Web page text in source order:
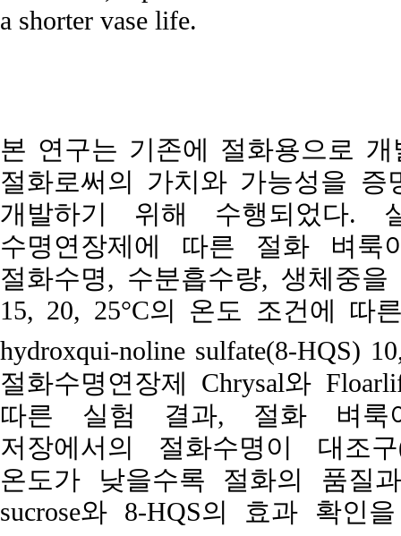
a shorter vase life.
본 연구는 기존에 절화용으로
절화로써의 가치와 가능성을
개발하기 위해 수행되었다.
수명연장제에 따른 절화 벼룩
절화수명, 수분흡수량, 생체중
15, 20, 25°C의 온도 조건에 따
hydroxqui-noline sulfate(8-HQS)
절화수명연장제 Chrysal와
따른 실험 결과, 절화 벼룩
저장에서의 절화수명이 대조
온도가 낮을수록 절화의 품질
sucrose와 8-HQS의 효과 확